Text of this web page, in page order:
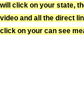
will click on your state,
video and all the direct
click on your can see